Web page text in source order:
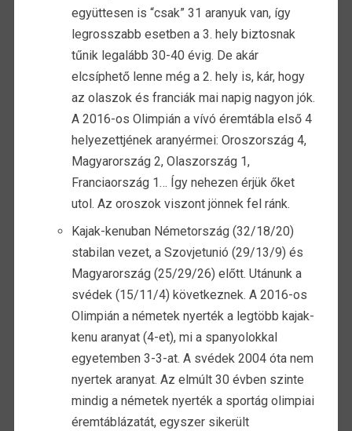
együttesen is “csak” 31 aranyuk van, így
legrosszabb esetben a 3. hely biztosnak
tűnik legalább 30-40 évig. De akár
elcsíphető lenne még a 2. hely is, kár, hogy
az olaszok és franciák mai napig nagyon jók.
A 2016-os Olimpián a vívó éremtábla első 4
helyezettjének aranyérmei: Oroszország 4,
Magyarország 2, Olaszország 1,
Franciaország 1… Így nehezen érjük őket
utol. Az oroszok viszont jönnek fel ránk.
Kajak-kenuban Németország (32/18/20)
stabilan vezet, a Szovjetunió (29/13/9) és
Magyarország (25/29/26) előtt. Utánunk a
svédek (15/11/4) következnek. A 2016-os
Olimpián a németek nyerték a legtöbb kajak-
kenu aranyat (4-et), mi a spanyolokkal
egyetemben 3-3-at. A svédek 2004 óta nem
nyertek aranyat. Az elmúlt 30 évben szinte
mindig a németek nyerték a sportág olimpiai
éremtáblázatát, egyszer sikerült